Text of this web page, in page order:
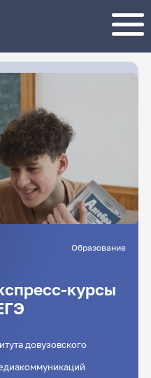
Образование
курсы
медиакоммуникаций